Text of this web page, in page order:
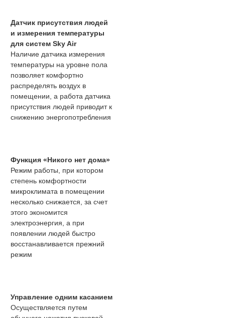
Датчик присутствия людей
и измерения температуры
для систем Sky Air
Наличие датчика измерения
температуры на уровне пола
позволяет комфортно
распределять воздух в
помещении, а работа датчика
присутствия людей приводит к
снижению энергопотребления
Функция «Никого нет дома»
Режим работы, при котором
степень комфортности
микроклимата в помещении
несколько снижается, за счет
этого экономится
электроэнергия, а при
появлении людей быстро
восстанавливается прежний
режим
Управление одним касанием
Осуществляется путем